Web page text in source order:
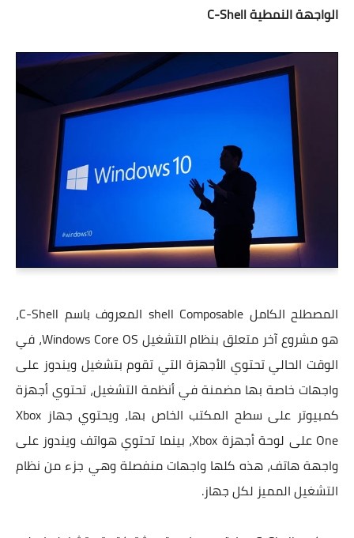
الواجهة النمطية C-Shell
المصطلح الكامل shell Composable المعروف باسم C-Shell،
هو مشروع آخر متعلق بنظام التشغيل Windows Core OS، في
الوقت الحالي تحتوي الأجهزة التي تقوم بتشغيل ويندوز على
واجهات خاصة بها مضمنة في أنظمة التشغيل، تحتوي أجهزة
كمبيوتر على سطح المكتب الخاص بها، ويحتوي جهاز Xbox
One على لوحة أجهزة Xbox، بينما تحتوي هواتف ويندوز على
واجهة هاتف، هذه كلها واجهات منفصلة وهي جزء من نظام
التشغيل المميز لكل جهاز.